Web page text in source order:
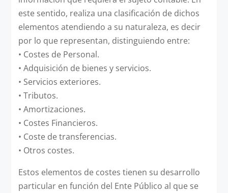
este sentido, realiza una clasificación de dichos
elementos atendiendo a su naturaleza, es decir
por lo que representan, distinguiendo entre:
• Costes de Personal.
• Adquisición de bienes y servicios.
• Servicios exteriores.
• Tributos.
• Amortizaciones.
• Costes Financieros.
• Coste de transferencias.
• Otros costes.
Estos elementos de costes tienen su desarrollo
particular en función del Ente Público al que se